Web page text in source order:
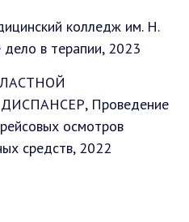
колледж им. Н.
дело в терапии, 2023
Проведение
осмотров
средств, 2022